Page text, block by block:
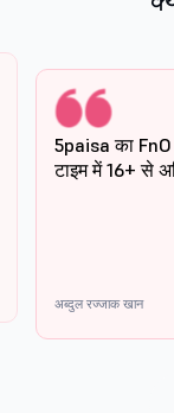
5paisa का
टाइम में 16+ से
अब्दुल रज्जाक खान